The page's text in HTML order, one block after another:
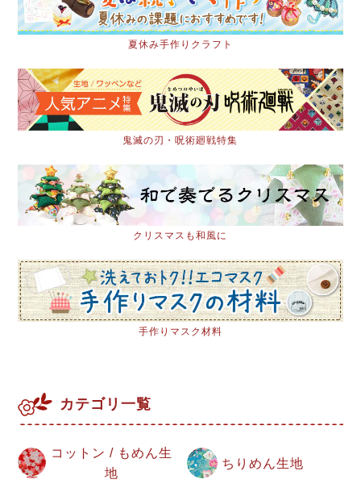
夏休み手作りクラフト
鬼滅の刃・呪術廻戦特集
クリスマスも和風に
手作りマスク材料
カテゴリ一覧
コットン / もめん生
地
ちりめん生地